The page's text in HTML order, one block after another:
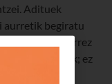
Adituek
aurretik begiratu
jakiteko; horrez
eskaintzak; ez
baten